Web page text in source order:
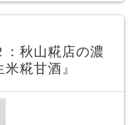
：秋山糀店の濃
糀甘酒』